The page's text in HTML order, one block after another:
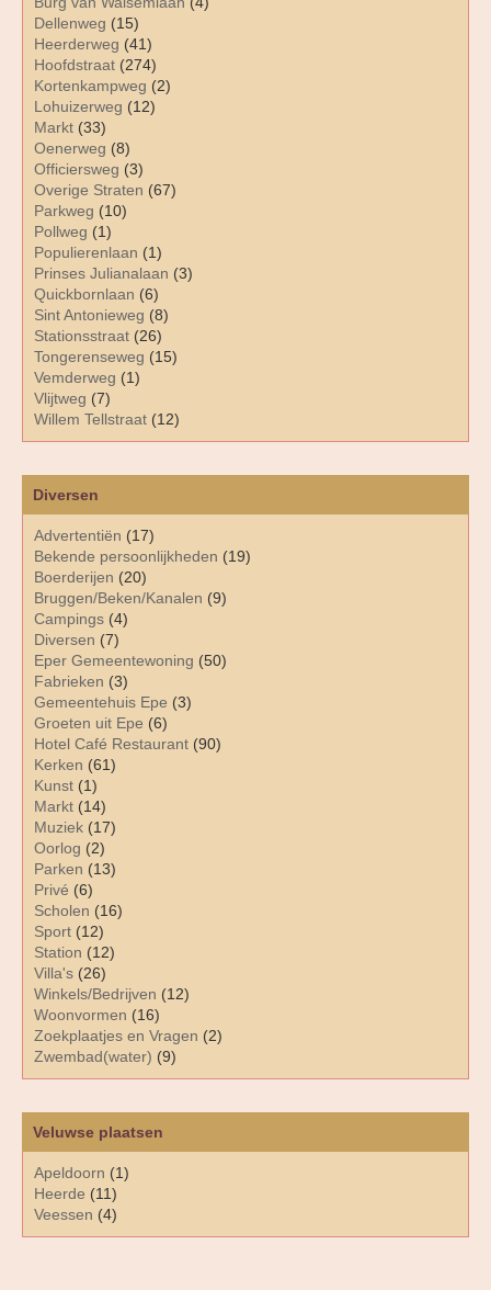
Diversen
Advertentiën (17)
Bekende persoonlijkheden (19)
Boerderijen (20)
Bruggen/Beken/Kanalen (9)
Campings (4)
Diversen (7)
Eper Gemeentewoning (50)
Fabrieken (3)
Gemeentehuis Epe (3)
Groeten uit Epe (6)
Hotel Café Restaurant (90)
Kerken (61)
Kunst (1)
Markt (14)
Muziek (17)
Oorlog (2)
Parken (13)
Privé (6)
Scholen (16)
Sport (12)
Station (12)
Villa's (26)
Winkels/Bedrijven (12)
Woonvormen (16)
Zoekplaatjes en Vragen (2)
Zwembad(water) (9)
Dellenweg (15)
Heerderweg (41)
Hoofdstraat (274)
Kortenkampweg (2)
Lohuizerweg (12)
Markt (33)
Oenerweg (8)
Officiersweg (3)
Overige Straten (67)
Parkweg (10)
Pollweg (1)
Populierenlaan (1)
Prinses Julianalaan (3)
Quickbornlaan (6)
Sint Antonieweg (8)
Stationsstraat (26)
Tongerenseweg (15)
Vemderweg (1)
Vlijtweg (7)
Willem Tellstraat (12)
Veluwse plaatsen
Apeldoorn (1)
Heerde (11)
Veessen (4)